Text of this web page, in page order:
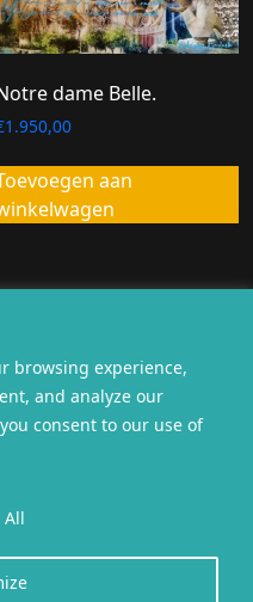
browsing experience,
and analyze our
consent to our use of
All
dame Belle.
1.950,00
aan
Privacybeleid
door